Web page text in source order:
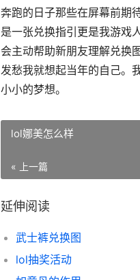
奔跑的日子那些在屏幕前期
是一张兑换指引更是我游戏
会主动帮助新朋友理解兑换
发愁我就想起当年的自己。
小小的梦想。
lol娜美怎么样
« 上一篇
延伸阅读
武士裤兑换图
lol抽奖活动